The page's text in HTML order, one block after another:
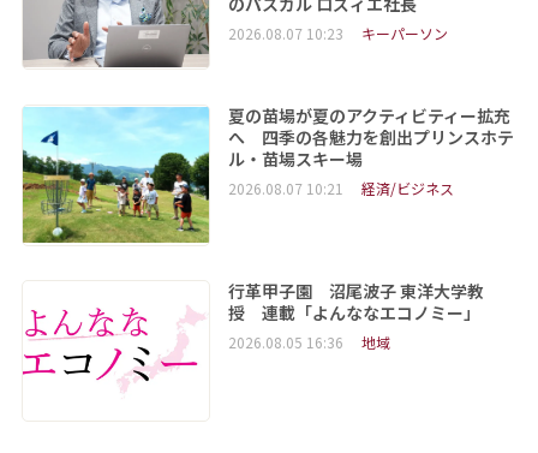
2026.08.07 10:23 キーパーソン
夏の苗場が夏のアクティビティー拡充
へ 四季の各魅力を創出プリンスホテ
ル・苗場スキー場
2026.08.07 10:21 経済/ビジネス
行革甲子園 沼尾波子 東洋大学教
授 連載「よんななエコノミー」
2026.08.05 16:36 地域